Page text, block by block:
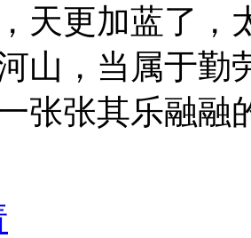
天更加蓝了，
山，当属于勤
张张其乐融融